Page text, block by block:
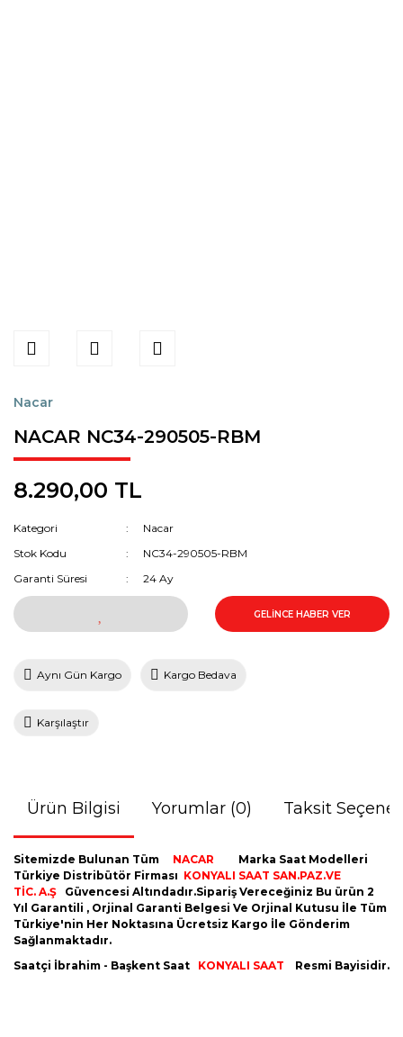
Nacar
NACAR NC34-290505-RBM
8.290,00 TL
Kategori
Nacar
Stok Kodu
NC34-290505-RBM
Garanti Süresi
24 Ay
GELİNCE HABER VER
Aynı Gün Kargo Kargo Bedava
Karşılaştır
Ürün Bilgisi Yorumlar (0) Taksit
Sitemizde Bulunan Tüm NACAR
Marka Saat Modelleri
Türkiye Distribütör Firması KONYALI SAAT SAN.PAZ.VE
TİC. A.Ş
Güvencesi Altındadır.Sipariş Vereceğiniz Bu ürün 2
Yıl Garantili , Orjinal Garanti Belgesi Ve Orjinal Kutusu İle Tüm
Türkiye'nin Her Noktasına Ücretsiz Kargo İle Gönderim
Sağlanmaktadır.
Saatçi İbrahim - Başkent Saat KONYALI SAAT Resmi Bayisidir.